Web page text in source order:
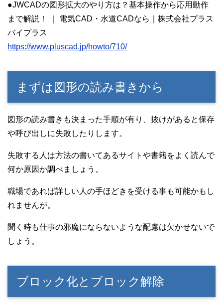
●JWCADの図形拡大のやり方は？基本操作から応用動作
まで解説！ ｜ 電気CAD・水道CADなら｜株式会社プラス
バイプラス
https://www.pluscad.jp/howto/710/
まずは図形の読み書きから
図形の読み書きも決まった手順が有り、抜けがあると保存
や呼び出しに失敗したりします。
失敗する人は方法の書いてあるサイトや書籍をよく読んで
何か原因か調べましょう。
職場であれば詳しい人の手ほどきを受ける事も可能かもし
れませんが。
聞く時も仕事の邪魔にならないような配慮は欠かせないで
しょう。
ブロック化とブロック解除